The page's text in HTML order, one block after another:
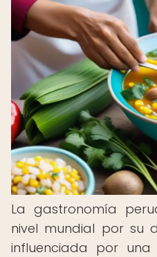
La gastronomía
nivel mundial por su
influenciada por